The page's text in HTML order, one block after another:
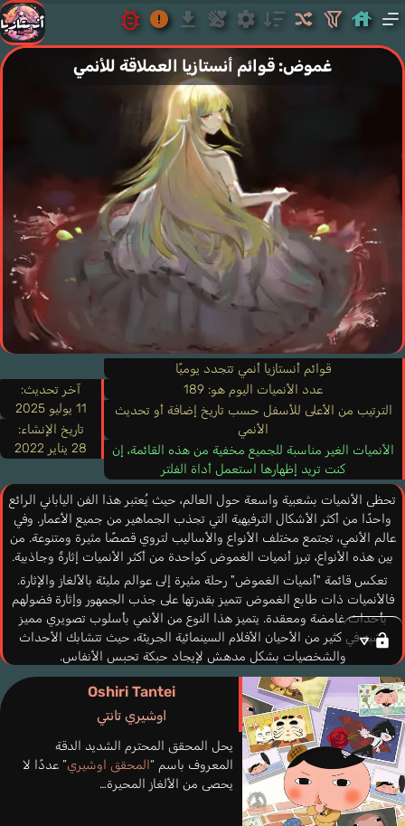
غموض: قوائم أنستازيا العملاقة للأنمي
قوائم أنستازيا أنمي تتجدد يوميًا
عدد الأنميات اليوم هو: 189
الترتيب من الأعلى للأسفل حسب تاريخ إضافة أو تحديث
الأنمي
الأنميات الغير مناسبة للجميع مخفية من هذه القائمة، إن
كنت تريد إظهارها استعمل أداة الفلتر
آخر تحديث:
11 يوليو 2025
تاريخ الإنشاء:
28 يناير 2022
تحظى الأنميات بشعبية واسعة حول العالم، حيث يُعتبر هذا الفن الياباني الرائع
واحدًا من أكثر الأشكال الترفيهية التي تجذب الجماهير من جميع الأعمار. وفي
عالم الأنمي، تجتمع مختلف الأنواع والأساليب لتروي قصصًا مثيرة ومتنوعة. من
بين هذه الأنواع، تبرز أنميات الغموض كواحدة من أكثر الأنميات إثارةً وجاذبية.
تعكس قائمة "أنميات الغموض" رحلة مثيرة إلى عوالم مليئة بالألغاز والإثارة.
فالأنميات ذات طابع الغموض تتميز بقدرتها على جذب الجمهور وإثارة فضولهم
بأحداث غامضة ومعقدة. يتميز هذا النوع من الأنمي بأسلوب تصويري مميز
يشبه في كثير من الأحيان الأفلام السينمائية الجريئة، حيث تتشابك الأحداث
والشخصيات بشكل مدهش لإيجاد حبكة تحبس الأنفاس.
باستخدام العناصر المختلفة من الأسرار والتشويق والإثارة، تأخذنا أنميات
الغموض في رحلة لا ننسى إلى عوالم مليئة بالأسرار والمكائد. تعكس هذه
القائمة مجموعة من الأعمال البارزة في هذا النوع، حيث تقدم تجارب فريدة
وممتعة للمشاهدين. وتتنوع هذه الأعمال من حيث القصص والشخصيات،
ولكنها تشترك جميعها في إثارتها وتحفيزها لتحليل الألغاز ومعرفة ماذا سيحدث
بعد ذلك.
سواء كنت من هواة الأنمي أو تبحث عن تجربة جديدة مشوقة، ستجد أنميات
الغموض هذه مدخلاً رائعًا للعبث بعقلك واستكشاف عوالم الإثارة والألغاز
Oshiri Tantei
اوشيري تانتي
يحل المحقق المحترم الشديد الدقة
المعروف باسم “المحقق اوشيري” عددًا لا
يحصى من الألغاز المحيرة…